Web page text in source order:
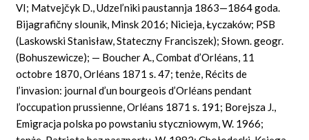
VI; Matvejčyk D., Udzel’niki paustannja 1863—1864 goda.
Bijagrafičny slounik, Minsk 2016; Nicieja, Łyczaków; PSB
(Laskowski Stanisław, Stateczny Franciszek); Słown. geogr.
(Bohuszewicze); — Boucher A., Combat d’Orléans, 11
octobre 1870, Orléans 1871 s. 47; tenże, Récits de
l’invasion: journal d’un bourgeois d’Orléans pendant
l’occupation prussienne, Orléans 1871 s. 191; Borejsza J.,
Emigracja polska po powstaniu styczniowym, W. 1966;